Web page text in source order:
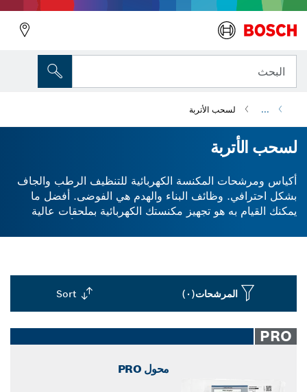
البحث
... لسحب الأتربة
لسحب الأتربة
أكياس ومرشحات المكنسة الكهربائية للتنظيف الرطب والجاف
بشكل احترافي. وظائف البناء والهدم هي الفوضى. أفضل ما
يمكنك القيام به هو تجهيز مكنستك الكهربائية بملحقات عالية
أكياس ومرشحات المكانس الكهربائية المتنوعة الخاصة بنا
المصنوعة مِن مواد مختلفة: البولي ايثيلين والورق والصوف.
تتمتع مرشحات التفريغ مِن Bosch بمعدل استخلاص غبار يصل
المرشحات(٠) Sort
closed
PRO
محول PRO